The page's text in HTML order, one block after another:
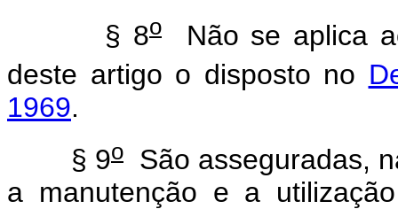
§ 8o
Não se aplica
deste artigo o disposto no
1969.
§ 9o São asseguradas,
a manutenção e a